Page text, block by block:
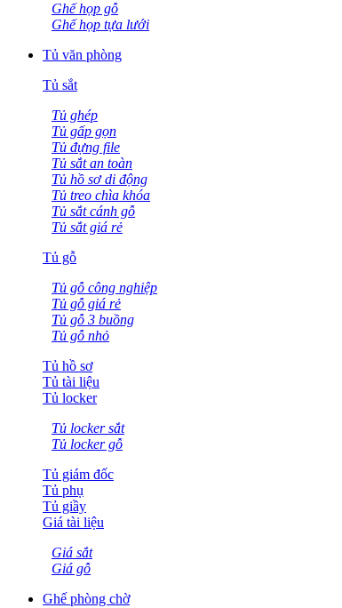
Ghế họp gỗ
Ghế họp tựa lưới
Tủ văn phòng
Tủ sắt
Tủ ghép
Tủ gấp gọn
Tủ đựng file
Tủ sắt an toàn
Tủ hồ sơ di động
Tủ treo chìa khóa
Tủ sắt cánh gỗ
Tủ sắt giá rẻ
Tủ gỗ
Tủ gỗ công nghiệp
Tủ gỗ giá rẻ
Tủ gỗ 3 buồng
Tủ gỗ nhỏ
Tủ hồ sơ
Tủ tài liệu
Tủ locker
Tủ locker sắt
Tủ locker gỗ
Tủ giám đốc
Tủ phụ
Tủ giầy
Giá tài liệu
Giá sắt
Giá gỗ
Ghế phòng chờ